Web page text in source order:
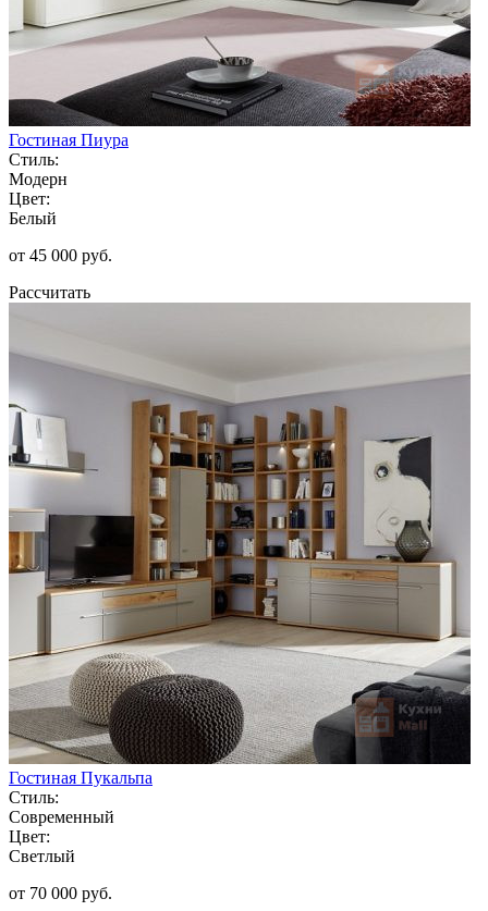
Гостиная Пиура
Стиль:
Модерн
Цвет:
Белый
от 45 000 руб.
Рассчитать
Гостиная Пукальпа
Стиль:
Современный
Цвет:
Светлый
от 70 000 руб.